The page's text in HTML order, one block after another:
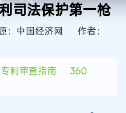
司法保护第一枪
：中国经济网 作者：
专利审查指南
360